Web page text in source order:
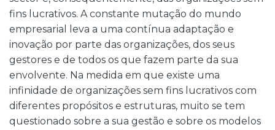
fins lucrativos. A constante mutação do mundo
empresarial leva a uma contínua adaptação e
inovação por parte das organizações, dos seus
gestores e de todos os que fazem parte da sua
envolvente. Na medida em que existe uma
infinidade de organizações sem fins lucrativos com
diferentes propósitos e estruturas, muito se tem
questionado sobre a sua gestão e sobre os modelos